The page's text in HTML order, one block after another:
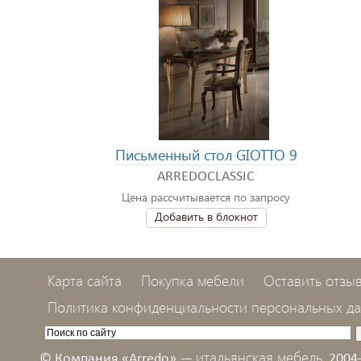
Письменный стол GIOTTO 9
ARREDOCLASSIC
Цена рассчитывается по запросу
Добавить в блокнот
Карта сайта Покупка мебели
Оставить отзыв
Политика конфиденциальности персональных